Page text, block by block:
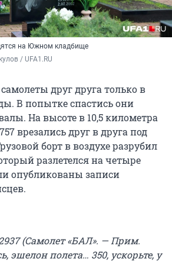
на Южном кладбище
/ UFA1.RU
друг друга только в
В попытке спастись они
На высоте в 10,5 километра
врезались друг в друга под
борт в воздухе разрубил
разлетелся на четыре
опубликованы записи
(Самолет «БАЛ». — Прим.
эшелон полета… 350, ускорьте, у